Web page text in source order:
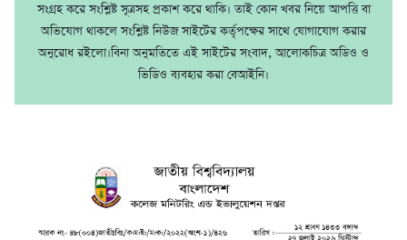
সংগ্রহ করে সংশ্লিষ্ট সূত্রসহ প্রকাশ করে থাকি। তাই কোন খবর নিয়ে আপত্তি বা
অভিযোগ থাকলে সংশ্লিষ্ট নিউজ সাইটের কর্তৃপক্ষের সাথে যোগাযোগ করার
অনুরোধ রইলো।বিনা অনুমতিতে এই সাইটের সংবাদ, আলোকচিত্র অডিও ও
ভিডিও ব্যবহার করা বেআইনি।